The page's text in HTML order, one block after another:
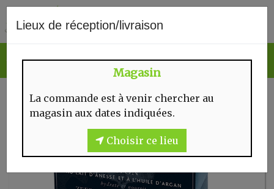
Lieux de réception/livraison
Magasin
La commande est à venir chercher au
magasin aux dates indiquées.
Choisir ce lieu